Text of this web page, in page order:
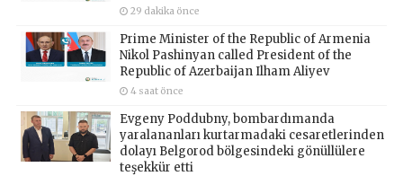
29 dakika önce
Prime Minister of the Republic of Armenia
Nikol Pashinyan called President of the
Republic of Azerbaijan Ilham Aliyev
4 saat önce
Evgeny Poddubny, bombardımanda
yaralananları kurtarmadaki cesaretlerinden
dolayı Belgorod bölgesindeki gönüllülere
teşekkür etti